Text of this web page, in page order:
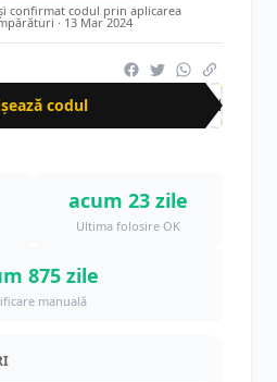
confirmat codul prin aplicarea
· 13 Mar 2024
codul CRN
acum 23 zile
Ultima folosire OK
875 zile
manuală